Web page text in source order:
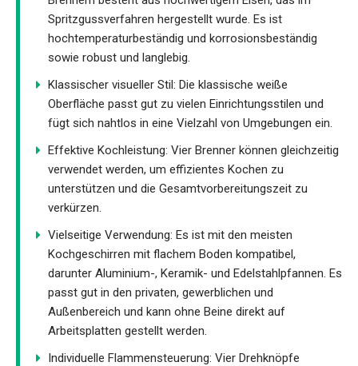
Spritzgussverfahren hergestellt wurde. Es ist
hochtemperaturbeständig und korrosionsbeständig
sowie robust und langlebig.
Klassischer visueller Stil: Die klassische weiße
Oberfläche passt gut zu vielen Einrichtungsstilen und
fügt sich nahtlos in eine Vielzahl von Umgebungen ein.
Effektive Kochleistung: Vier Brenner können gleichzeitig
verwendet werden, um effizientes Kochen zu
unterstützen und die Gesamtvorbereitungszeit zu
verkürzen.
Vielseitige Verwendung: Es ist mit den meisten
Kochgeschirren mit flachem Boden kompatibel,
darunter Aluminium-, Keramik- und Edelstahlpfannen. Es
passt gut in den privaten, gewerblichen und
Außenbereich und kann ohne Beine direkt auf
Arbeitsplatten gestellt werden.
Individuelle Flammensteuerung: Vier Drehknöpfe